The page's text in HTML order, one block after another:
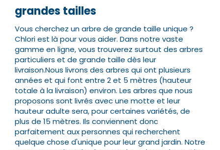
grandes tailles
Vous cherchez un arbre de grande taille unique ?
Chlori est là pour vous aider. Dans notre vaste
gamme en ligne, vous trouverez surtout des arbres
particuliers et de grande taille dès leur
livraison.Nous livrons des arbres qui ont plusieurs
années et qui font entre 2 et 5 mètres (hauteur
totale à la livraison) environ. Les arbres que nous
proposons sont livrés avec une motte et leur
hauteur adulte sera, pour certaines variétés, de
plus de 15 mètres. Ils conviennent donc
parfaitement aux personnes qui recherchent
quelque chose d'unique pour leur grand jardin. Notre